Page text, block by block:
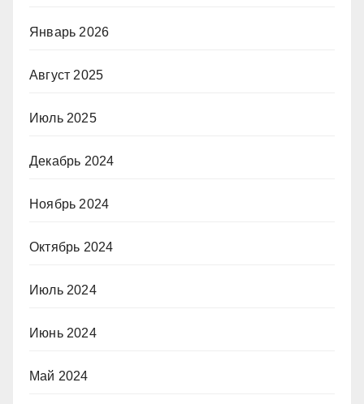
Январь 2026
Август 2025
Июль 2025
Декабрь 2024
Ноябрь 2024
Октябрь 2024
Июль 2024
Июнь 2024
Май 2024